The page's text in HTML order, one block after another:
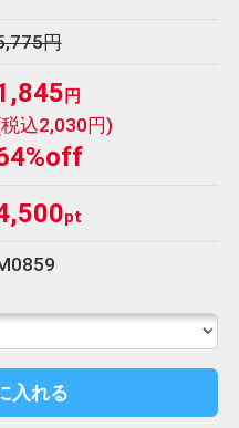
円
円
込2,030円)
pt
入れる